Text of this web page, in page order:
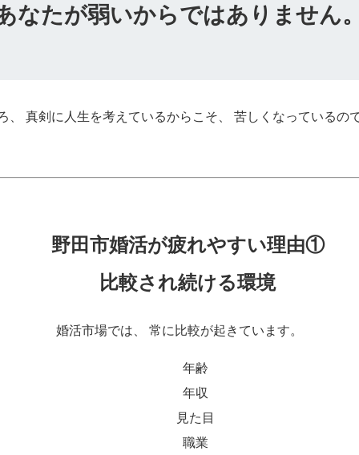
なたが弱いからではありません。
、 真剣に人生を考えているからこそ、 苦しくなっているので
野田市婚活が疲れやすい理由①
比較され続ける環境
婚活市場では、 常に比較が起きています。
年齢
年収
見た目
職業